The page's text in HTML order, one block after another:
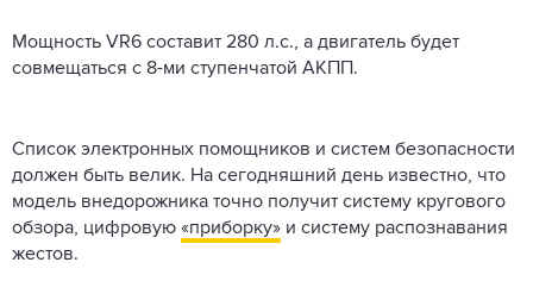
Мощность VR6 составит 280 л.с., а двигатель будет
совмещаться с 8-ми ступенчатой АКПП.
Список электронных помощников и систем безопасности
должен быть велик. На сегодняшний день известно, что
модель внедорожника точно получит систему кругового
обзора, цифровую «приборку» и систему распознавания
жестов.